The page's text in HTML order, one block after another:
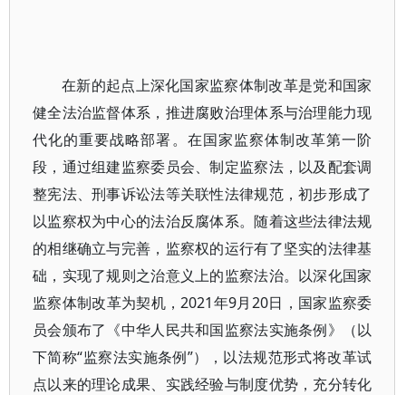
在新的起点上深化国家监察体制改革是党和国家
健全法治监督体系，推进腐败治理体系与治理能力现
代化的重要战略部署。在国家监察体制改革第一阶
段，通过组建监察委员会、制定监察法，以及配套调
整宪法、刑事诉讼法等关联性法律规范，初步形成了
以监察权为中心的法治反腐体系。随着这些法律法规
的相继确立与完善，监察权的运行有了坚实的法律基
础，实现了规则之治意义上的监察法治。以深化国家
监察体制改革为契机，2021年9月20日，国家监察委
员会颁布了《中华人民共和国监察法实施条例》（以
下简称“监察法实施条例”），以法规范形式将改革试
点以来的理论成果、实践经验与制度优势，充分转化